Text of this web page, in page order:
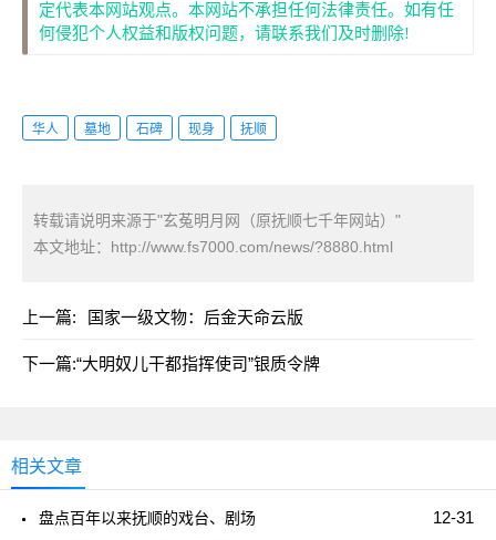
定代表本网站观点。本网站不承担任何法律责任。如有任
何侵犯个人权益和版权问题，请联系我们及时删除!
华人 墓地 石碑 现身 抚顺
转载请说明来源于"玄菟明月网（原抚顺七千年网站）"
本文地址： http://www.fs7000.com/news/?8880.html
上一篇: 国家一级文物：后金天命云版
下一篇:“大明奴儿干都指挥使司”银质令牌
相关文章
12-31
盘点百年以来抚顺的戏台、剧场